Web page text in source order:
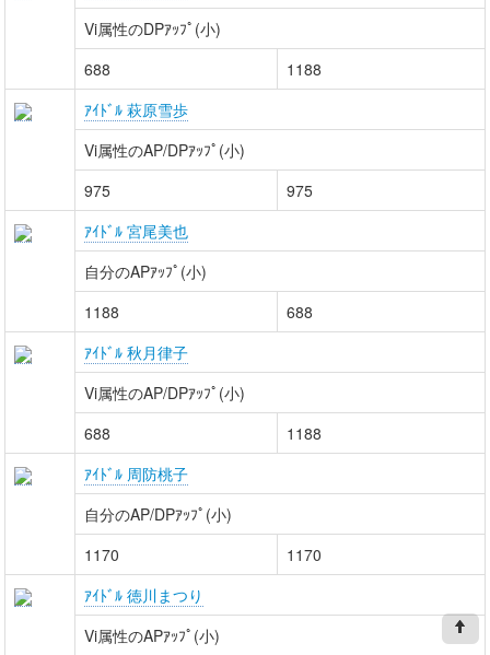
Vi属性のDPｱｯﾌﾟ(小)
688
1188
ｱｲﾄﾞﾙ 萩原雪歩
Vi属性のAP/DPｱｯﾌﾟ(小)
975
975
ｱｲﾄﾞﾙ 宮尾美也
自分のAPｱｯﾌﾟ(小)
1188
688
ｱｲﾄﾞﾙ 秋月律子
Vi属性のAP/DPｱｯﾌﾟ(小)
688
1188
ｱｲﾄﾞﾙ 周防桃子
自分のAP/DPｱｯﾌﾟ(小)
1170
1170
ｱｲﾄﾞﾙ 徳川まつり
Vi属性のAPｱｯﾌﾟ(小)